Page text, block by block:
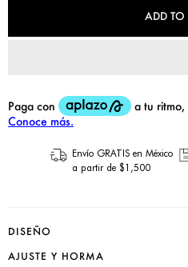
ADD TO
Envío GRATIS en México
a partir de $1,500
DISEÑO
AJUSTE Y HORMA